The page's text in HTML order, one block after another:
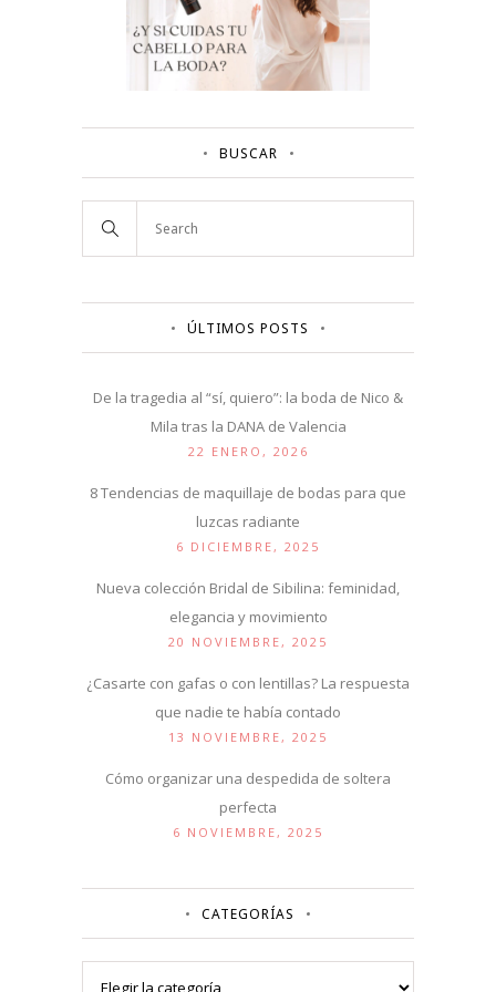
BUSCAR
ÚLTIMOS POSTS
De la tragedia al “sí, quiero”: la boda de Nico &
Mila tras la DANA de Valencia
22 ENERO, 2026
8 Tendencias de maquillaje de bodas para que
luzcas radiante
6 DICIEMBRE, 2025
Nueva colección Bridal de Sibilina: feminidad,
elegancia y movimiento
20 NOVIEMBRE, 2025
¿Casarte con gafas o con lentillas? La respuesta
que nadie te había contado
13 NOVIEMBRE, 2025
Cómo organizar una despedida de soltera
perfecta
6 NOVIEMBRE, 2025
CATEGORÍAS